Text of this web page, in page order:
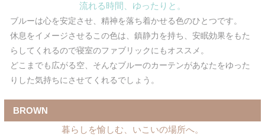
流れる時間、ゆったりと。
ブルーは心を安定させ、精神を落ち着かせる色のひとつです。
休息をイメージさせるこの色は、鎮静力を持ち、安眠効果をもた
らしてくれるので寝室のファブリックにもオススメ。
どこまでも広がる空、そんなブルーのカーテンがあなたをゆった
りした気持ちにさせてくれるでしょう。
BROWN
暮らしを愉しむ、いこいの場所へ。